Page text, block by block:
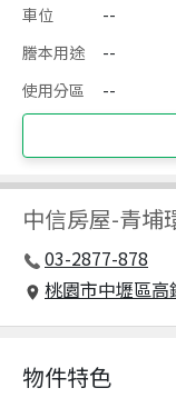
車位
--
謄本用途
--
使用分區
--
中信房屋-青埔
03-2877-878
桃園市中壢區
物件特色